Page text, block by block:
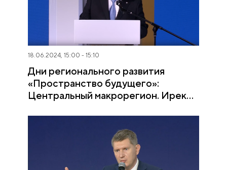
18.06.2024, 15:00 - 15:10
Дни регионального развития
«Пространство будущего»:
Центральный макрорегион. Ирек